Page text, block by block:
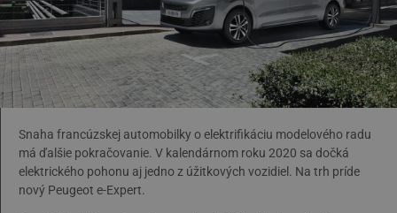
Snaha francúzskej automobilky o elektrifikáciu modelového radu
má ďalšie pokračovanie. V kalendárnom roku 2020 sa dočká
elektrického pohonu aj jedno z úžitkových vozidiel. Na trh príde
nový Peugeot e-Expert.